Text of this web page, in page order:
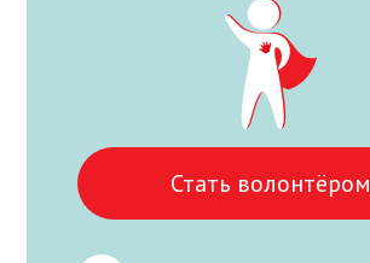
Стать волонтёром